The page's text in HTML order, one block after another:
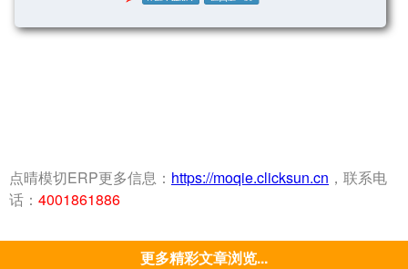
点晴模切ERP更多信息： https://moqie.clicksun.cn ，联系电
话： 4001861886
更多精彩文章浏览...